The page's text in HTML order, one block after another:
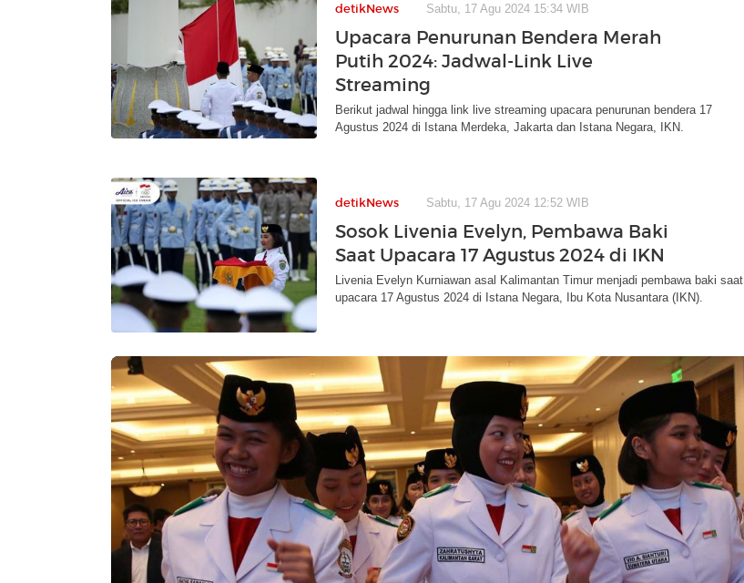
detikNews Sabtu, 17 Agu 2024 15:34 WIB
Upacara Penurunan Bendera Merah
Putih 2024: Jadwal-Link Live
Streaming
Berikut jadwal hingga link live streaming upacara penurunan bendera 17
Agustus 2024 di Istana Merdeka, Jakarta dan Istana Negara, IKN.
detikNews Sabtu, 17 Agu 2024 12:52 WIB
Sosok Livenia Evelyn, Pembawa Baki
Saat Upacara 17 Agustus 2024 di IKN
Livenia Evelyn Kurniawan asal Kalimantan Timur menjadi pembawa baki saat
upacara 17 Agustus 2024 di Istana Negara, Ibu Kota Nusantara (IKN).